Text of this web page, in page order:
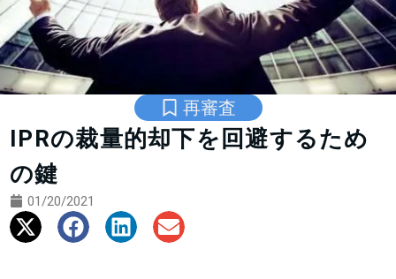
再審査
IPRの裁量的却下を回避するため
の鍵
01/20/2021